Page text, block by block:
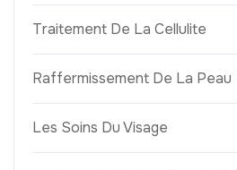
Traitement De La Cellulite
Raffermissement De La Peau
Les Soins Du Visage